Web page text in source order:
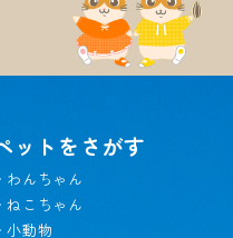
ットをさがす
わんちゃん
ねこちゃん
小動物